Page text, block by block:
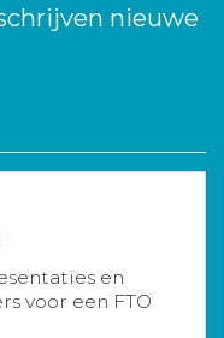
nieuwe
en
voor een FTO